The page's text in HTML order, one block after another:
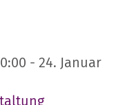
- 24. Januar